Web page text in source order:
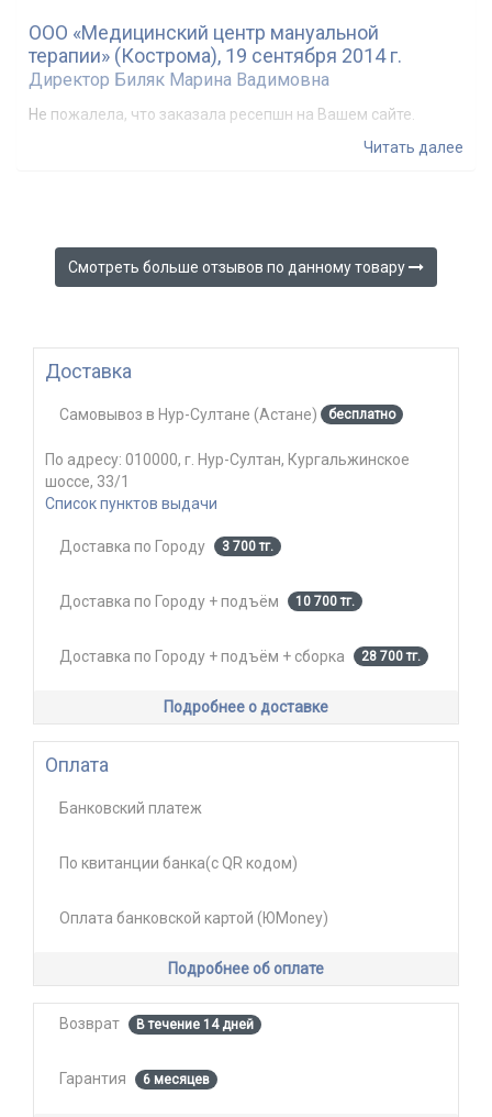
ООО «Медицинский центр мануальной
терапии» (Кострома), 19 сентября 2014 г.
Директор Биляк Марина Вадимовна
Не пожалела, что заказала ресепшн на Вашем сайте.
Читать далее
Смотреть больше отзывов по данному товару
Доставка
Самовывоз в Нур-Султане (Астане) бесплатно
По адресу: 010000, г. Нур-Султан, Кургальжинское
шоссе, 33/1
Список пунктов выдачи
Доставка по Городу 3 700 тг.
Доставка по Городу + подъём 10 700 тг.
Доставка по Городу + подъём + сборка 28 700 тг.
Подробнее о доставке
Оплата
Банковский платеж
По квитанции банка(с QR кодом)
Оплата банковской картой (ЮMoney)
Подробнее об оплате
Возврат В течение 14 дней
Гарантия 6 месяцев